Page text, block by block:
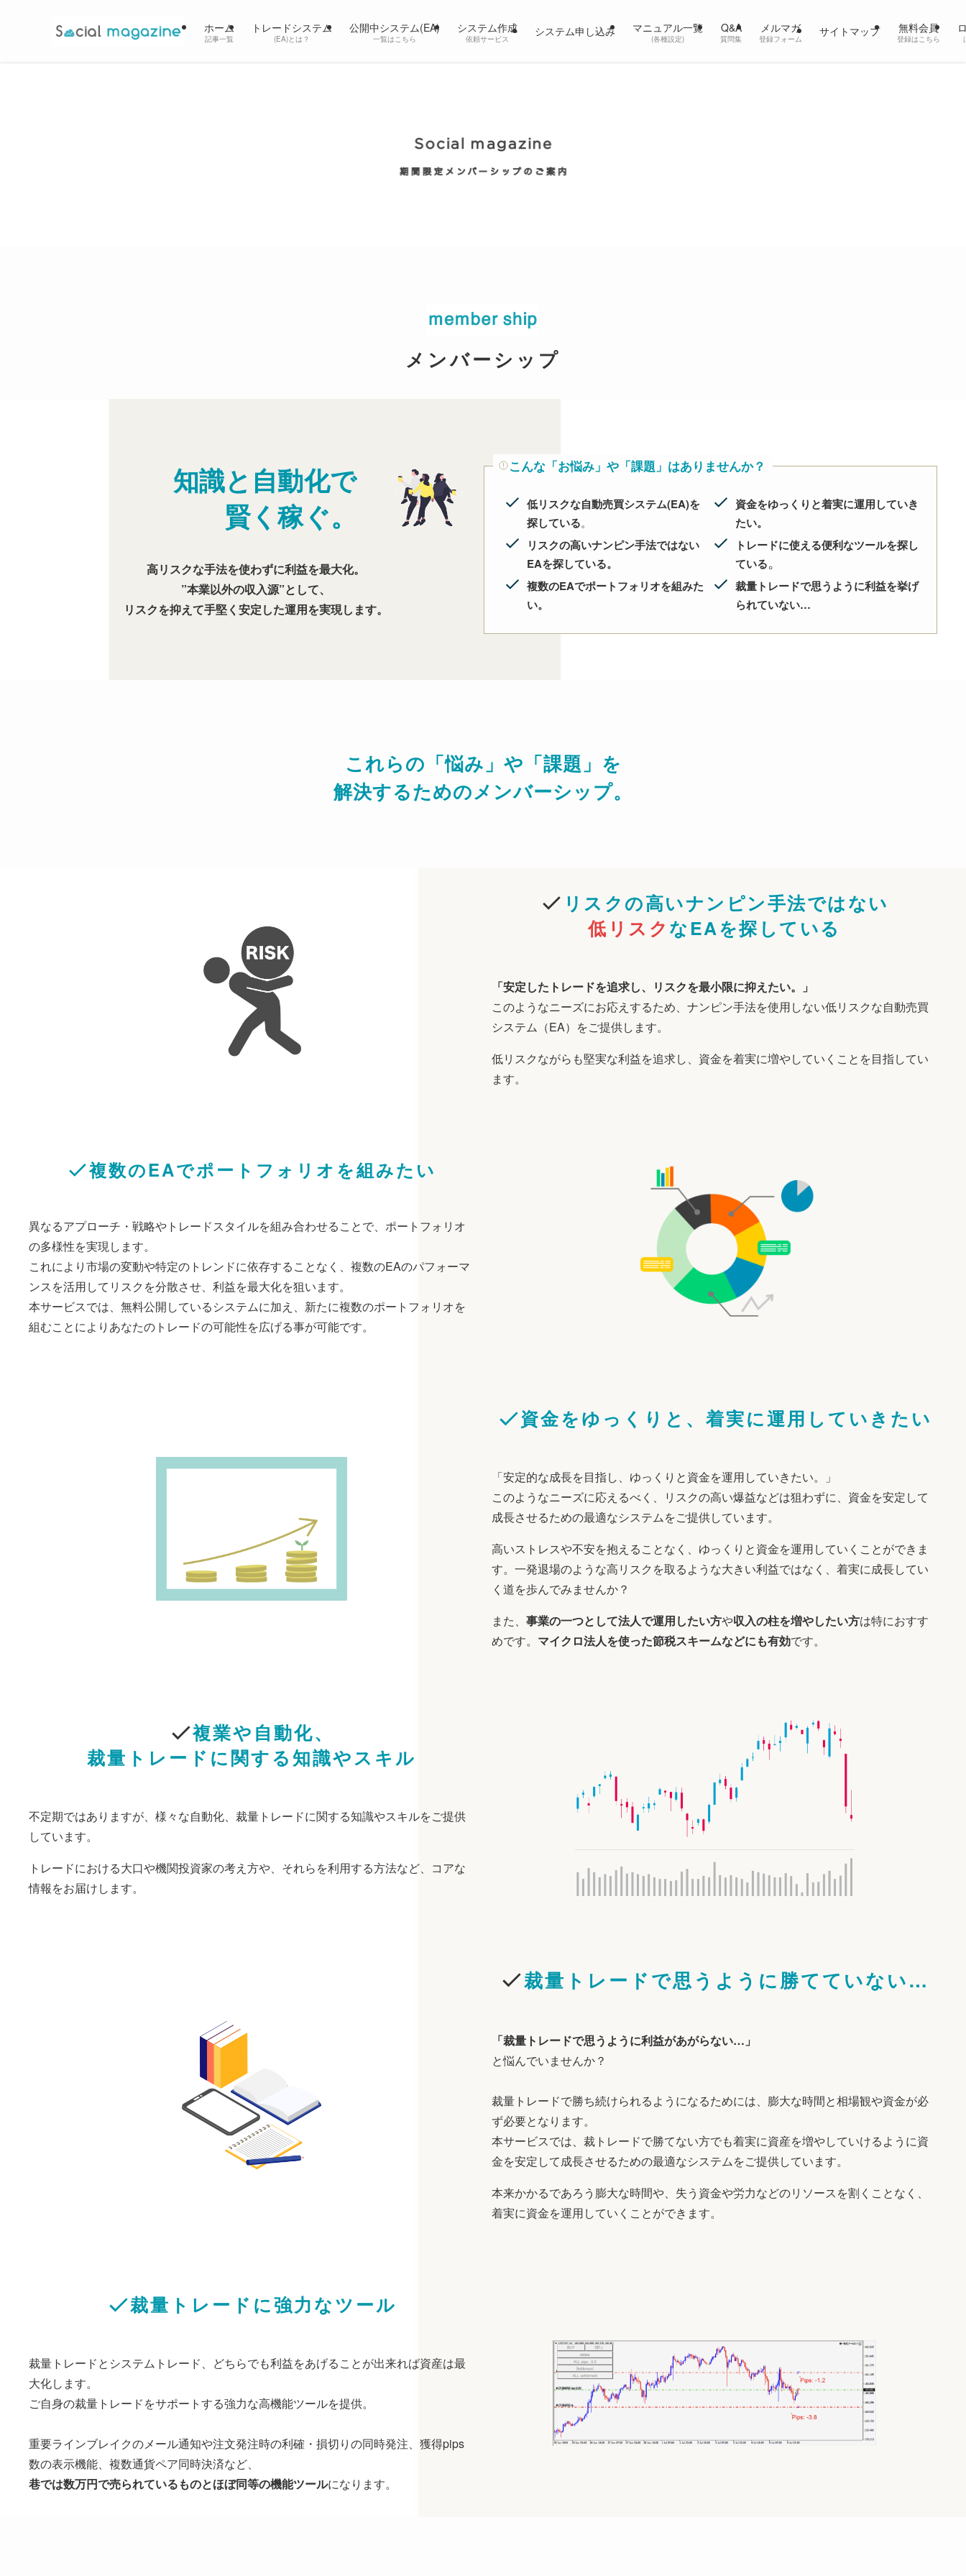
ホーム
記事一覧
トレードシステム
(EA)とは？
公開中システム(EA)
一覧はこちら
システム作成
依頼サービス
システム申し込み マニュアル一覧
(各種設定)
Q&A
質問集
メルマガ
登録フォーム
サイトマップ 無料会員
登録はこちら
メンバーシップ
知識と自動化で
賢く稼ぐ。
高リスクな手法を使わずに利益を最大化。
”本業以外の収入源”として、
リスクを抑えて手堅く安定した運用を実現します。
こんな「お悩み」や「課題」はありませんか？
低リスクな自動売買システム(EA)を
探している。
リスクの高いナンピン手法ではない
EAを探している。
複数のEAでポートフォリオを組みた
い。
資金をゆっくりと着実に運用していき
たい。
トレードに使える便利なツールを探し
ている。
裁量トレードで思うように利益を挙げ
られていない…
これらの「悩み」や「課題」を
解決するためのメンバーシップ。
リスクの高いナンピン手法ではない
低リスクなEAを探している
「安定したトレードを追求し、リスクを最小限に抑えたい。」
このようなニーズにお応えするため、ナンピン手法を使用しない低リスクな自動売買
システム（EA）をご提供します。
低リスクながらも堅実な利益を追求し、資金を着実に増やしていくことを目指してい
ます。
複数のEAでポートフォリオを組みたい
異なるアプローチ・戦略やトレードスタイルを組み合わせることで、ポートフォリオ
の多様性を実現します。
これにより市場の変動や特定のトレンドに依存することなく、複数のEAのパフォーマ
ンスを活用してリスクを分散させ、利益を最大化を狙います。
本サービスでは、無料公開しているシステムに加え、新たに複数のポートフォリオを
組むことによりあなたのトレードの可能性を広げる事が可能です。
資金をゆっくりと、 着実に運用していきたい
「安定的な成長を目指し、ゆっくりと資金を運用していきたい。」
このようなニーズに応えるべく、リスクの高い爆益などは狙わずに、資金を安定して
成長させるための最適なシステムをご提供しています。
高いストレスや不安を抱えることなく、ゆっくりと資金を運用していくことができま
す。一発退場のような高リスクを取るような大きい利益ではなく、着実に成長してい
く道を歩んでみませんか？
また、 事業の一つとして法人で運用したい方や収入の柱を増やしたい方は特におすす
めです。 マイクロ法人を使った節税スキームなどにも有効です。
複業や自動化、
裁量トレードに関する知識やスキル
不定期ではありますが、様々な自動化、裁量トレードに関する知識やスキルをご提供
しています。
トレードにおける大口や機関投資家の考え方や、それらを利用する方法など、コアな
情報をお届けします。
裁量トレードで思うように勝てていない…
「裁量トレードで思うように利益があがらない…」
と悩んでいませんか？
裁量トレードで勝ち続けられるようになるためには、膨大な時間と相場観や資金が必
ず必要となります。
本サービスでは、裁トレードで勝てない方でも着実に資産を増やしていけるように資
金を安定して成長させるための最適なシステムをご提供しています。
本来かかるであろう膨大な時間や、失う資金や労力などのリソースを割くことなく、
着実に資金を運用していくことができます。
裁量トレードに強力なツール
裁量トレードとシステムトレード、どちらでも利益をあげることが出来れば資産は最
大化します。
ご自身の裁量トレードをサポートする強力な高機能ツールを提供。
重要ラインブレイクのメール通知や注文発注時の利確・損切りの同時発注、獲得pips
数の表示機能、複数通貨ペア同時決済など、
巷では数万円で売られているものとほぼ同等の機能ツールになります。